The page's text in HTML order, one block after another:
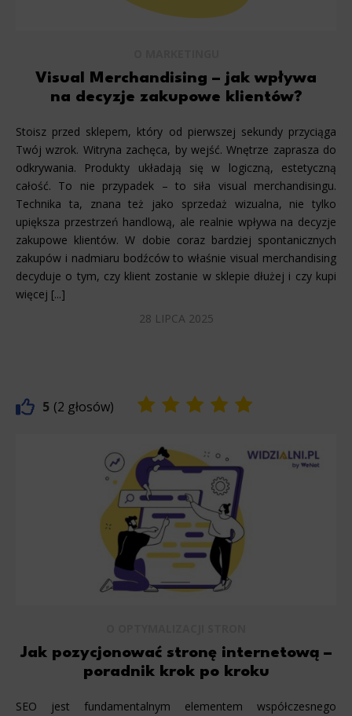
Visual Merchandising – jak wpływa
na decyzje zakupowe klientów?
Stoisz przed sklepem, który od pierwszej sekundy przyciąga
Twój wzrok. Witryna zachęca, by wejść. Wnętrze zaprasza do
odkrywania. Produkty układają się w logiczną, estetyczną
całość. To nie przypadek – to siła visual merchandisingu.
Technika ta, znana też jako sprzedaż wizualna, nie tylko
upiększa przestrzeń handlową, ale realnie wpływa na decyzje
zakupowe klientów. W dobie coraz bardziej spontanicznych
zakupów i nadmiaru bodźców to właśnie visual merchandising
decyduje o tym, czy klient zostanie w sklepie dłużej i czy kupi
więcej [...]
28 LIPCA 2025
5 2
Jak pozycjonować stronę internetową –
poradnik krok po kroku
SEO jest fundamentalnym elementem współczesnego